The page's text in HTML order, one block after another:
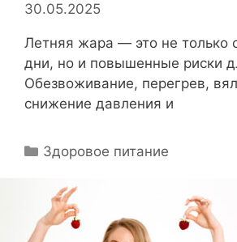
30.05.2025
Летняя жара — это не только
дни, но и повышенные риски
Обезвоживание, перегрев,
снижение давления и
Р
р
и
Здоровое питание